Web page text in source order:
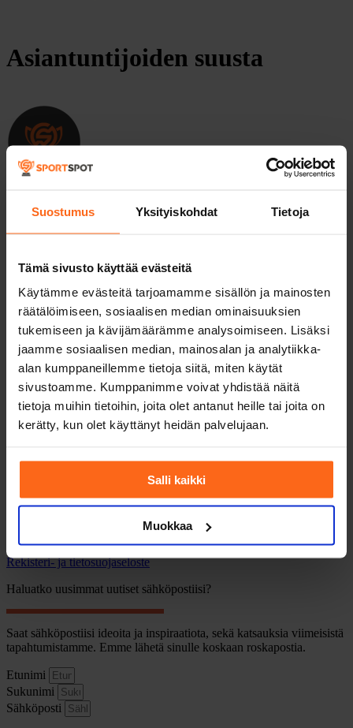
Suostumus Yksityiskohdat Tietoja
Tämä sivusto käyttää evästeitä
Käytämme evästeitä tarjoamamme sisällön ja mainosten
räätälöimiseen, sosiaalisen median ominaisuuksien
tukemiseen ja kävijämäärämme analysoimiseen. Lisäksi
jaamme sosiaalisen median, mainosalan ja analytiikka-
alan kumppaneillemme tietoja siitä, miten käytät
sivustoamme. Kumppanimme voivat yhdistää näitä
tietoja muihin tietoihin, joita olet antanut heille tai joita on
kerätty, kun olet käyttänyt heidän palvelujaan.
Salli kaikki
Muokkaa
Asiantuntijoiden suusta
Sportspotin tarina
Tyrmäys taltioitiin videolle. Yksi napakka yläkoukku Amin ”Idi”
huusivat. […]
Ideamatka Sportspot tarina tiimi tyky-päivä virkistyspäivä
Suosituimmat kirjoitukset
Palvelut
Persoonat
TwitterYoutube
© 2025 Sportspot. Kaikki oikeudet pidätetään.
Rekisteri- ja tietosuojaseloste
Haluatko uusimmat uutiset sähköpostiisi?
Saat sähköpostiisi ideoita ja inspiraatiota, sekä katsauksia viimeisistä
tapahtumistamme. Emme lähetä sinulle koskaan roskapostia.
Etunimi
Sukunimi
Sähköposti